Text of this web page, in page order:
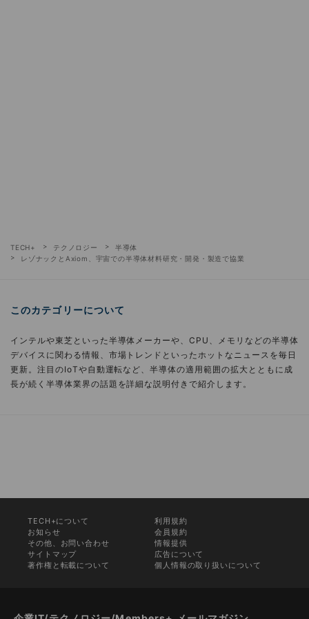
TECH+ テクノロジー
半導体
レゾナックとAxiom、宇宙での半導体材料研究・開発・製造で協業
このカテゴリーについて
インテルや東芝といった半導体メーカーや、CPU、メモリなどの半導体
デバイスに関わる情報、市場トレンドといったホットなニュースを毎日
更新。注目のIoTや自動運転など、半導体の適用範囲の拡大とともに成
長が続く半導体業界の話題を詳細な説明付きで紹介します。
TECH+について
利用規約
お知らせ
会員規約
その他、お問い合わせ
情報提供
サイトマップ
広告について
著作権と転載について
個人情報の取り扱いについて